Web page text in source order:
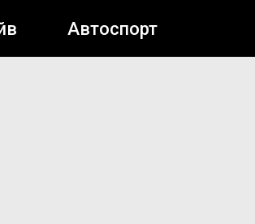
Автоспорт